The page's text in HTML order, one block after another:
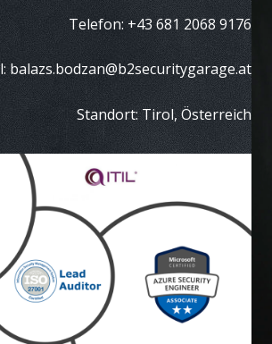
Telefon: +43 681 2068 9176
balazs.bodzan@b2securitygarage.at
Standort: Tirol, Österreich